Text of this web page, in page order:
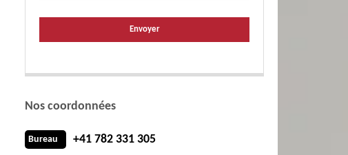
Nos coordonnées
Bureau +41 782 331 305